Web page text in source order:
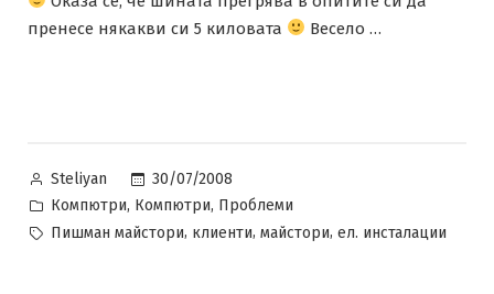
пренесе някакви си 5 киловата
Весело …
Posted
by
Steliyan
30/07/2008
Posted
in
Компютри, Компютри, Проблеми
Tags:
Пишман майстори, клиенти, майстори, ел. инсталации